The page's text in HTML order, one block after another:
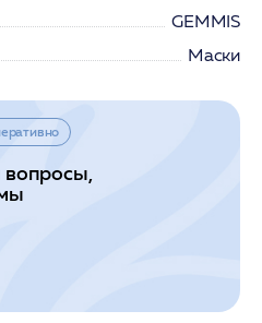
GEMMIS
Маски
вопросы,